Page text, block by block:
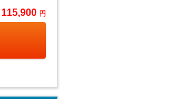
115,900 円